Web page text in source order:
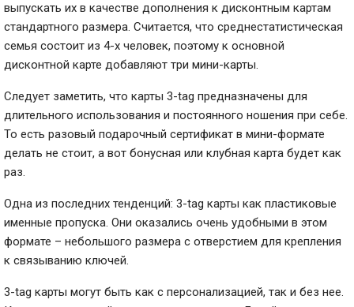
выпускать их в качестве дополнения к дисконтным картам
стандартного размера. Считается, что среднестатистическая
семья состоит из 4-х человек, поэтому к основной
дисконтной карте добавляют три мини-карты.
Следует заметить, что карты 3-tag предназначены для
длительного использования и постоянного ношения при себе.
То есть разовый подарочный сертификат в мини-формате
делать не стоит, а вот бонусная или клубная карта будет как
раз.
Одна из последних тенденций: 3-tag карты как пластиковые
именные пропуска. Они оказались очень удобными в этом
формате – небольшого размера с отверстием для крепления
к связыванию ключей.
3-tag карты могут быть как с персонализацией, так и без нее.